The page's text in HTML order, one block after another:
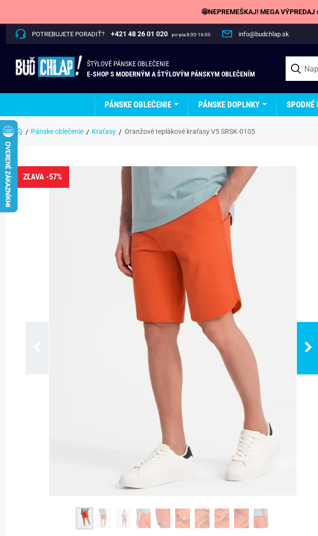
🤩NEPREMEŠKAJ! MEGA
POTREBUJETE PORADIŤ? +421 48 26 01 020 po-pia 8:00-16:00 info@budchlap.sk
ŠTÝLOVÉ PÁNSKE OBLEČENIE
E-SHOP S MODERNÝM A ŠTÝLOVÝM PÁNSKYM OBLEČENÍM
PÁNSKE OBLEČENIE PÁNSKE DOPLNKY SPODNÉ
Pánske oblečenie Kraťasy Oranžové teplákové kraťasy V5 SRSK-0105
ZĽAVA -57%